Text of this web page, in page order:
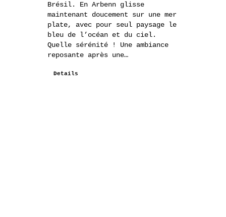
Brésil. En Arbenn glisse
maintenant doucement sur une mer
plate, avec pour seul paysage le
bleu de l’océan et du ciel.
Quelle sérénité ! Une ambiance
reposante après une…
Details